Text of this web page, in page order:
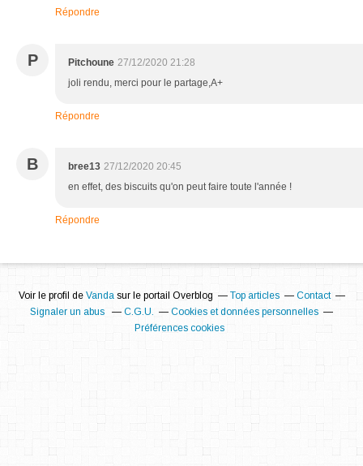
Répondre
P Pitchoune 27/12/2020 21:28
joli rendu, merci pour le partage,A+
Répondre
B bree13 27/12/2020 20:45
en effet, des biscuits qu'on peut faire toute l'année !
Répondre
Voir le profil de Vandasur le portail Overblog Top articles
Contact
Signaler un abus
C.G.U.
Cookies et données personnelles
Préférences cookies